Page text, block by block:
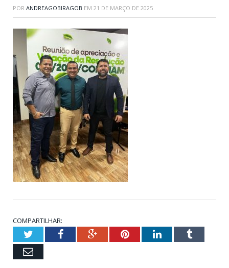
POR ANDREAGOBIRAGOB EM 21 DE MARÇO DE 2025
COMPARTILHAR:
TwitterFacebookGoogle+PinterestLinkedInTumblr
Email